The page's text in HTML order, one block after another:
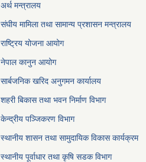
अर्थ मन्त्रालय
संघीय मामिला तथा सामान्य प्रशासन मन्त्रालय
राष्ट्रिय योजना आयोग
नेपाल कानुन आयोग
सार्बजनिक खरिद अनुगमन कार्यालय
शहरी बिकास तथा भवन निर्माण विभाग
केन्द्रीय पञ्जिकरण विभाग
स्थानीय शासन तथा सामुदायिक विकास कार्यक्रम
स्थानीय पूर्वाधार तथा कृषि सडक विभाग